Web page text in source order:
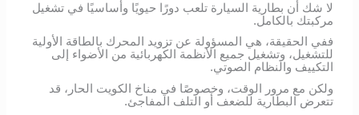
لا شك أن بطارية السيارة تلعب دورًا حيويًا وأساسيًا في تشغيل
مركبتك بالكامل.
ففي الحقيقة، هي المسؤولة عن تزويد المحرك بالطاقة الأولية
للتشغيل، وتشغيل جميع الأنظمة الكهربائية من الأضواء إلى
التكييف والنظام الصوتي.
ولكن مع مرور الوقت، وخصوصًا في مناخ الكويت الحار، قد
تتعرض البطارية للضعف أو التلف المفاجئ.